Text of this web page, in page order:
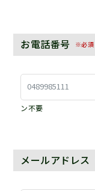
お電話番号 ※必須
ン不要
メールアドレス